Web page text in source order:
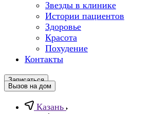
Звезды в клинике
Истории пациентов
Здоровье
Красота
Похудение
Контакты
Записаться
Вызов на дом
Казань